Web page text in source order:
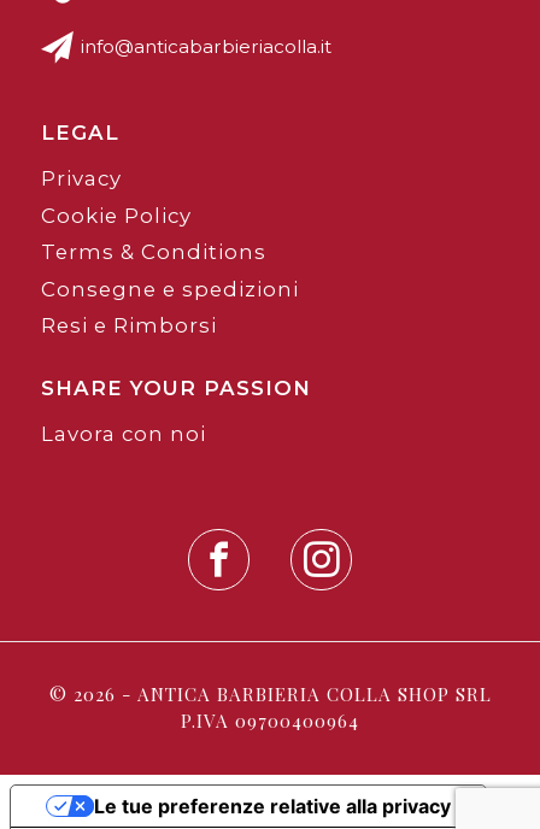
info@anticabarbieriacolla.it
LEGAL
Privacy
Cookie Policy
Terms & Conditions
Consegne e spedizioni
Resi e Rimborsi
SHARE YOUR PASSION
Lavora con noi
© 2026 - ANTICA BARBIERIA COLLA SHOP SRL
P.IVA 09700400964
Le tue preferenze relative alla privacy